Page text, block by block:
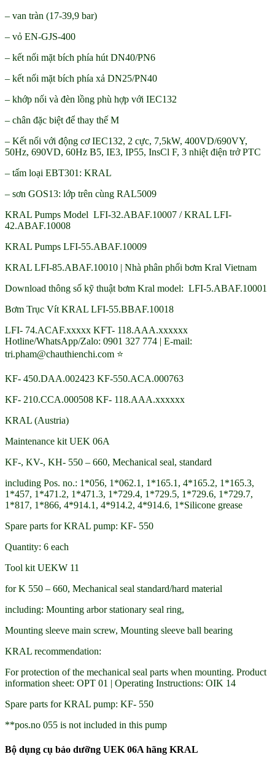
– van tràn (17-39,9 bar)
– vỏ EN-GJS-400
– kết nối mặt bích phía hút DN40/PN6
– kết nối mặt bích phía xả DN25/PN40
– khớp nối và đèn lồng phù hợp với IEC132
– chân đặc biệt để thay thế M
– Kết nối với động cơ IEC132, 2 cực, 7,5kW, 400VD/690VY,
50Hz, 690VD, 60Hz B5, IE3, IP55, InsCl F, 3 nhiệt điện trở PTC
– tấm loại EBT301: KRAL
– sơn GOS13: lớp trên cùng RAL5009
KRAL Pumps Model LFI-32.ABAF.10007 / KRAL LFI-
42.ABAF.10008
KRAL Pumps LFI-55.ABAF.10009
KRAL LFI-85.ABAF.10010 | Nhà phân phối bơm Kral Vietnam
Download thông số kỹ thuật bơm Kral model: LFI-5.ABAF.10001
Bơm Trục Vít KRAL LFI-55.BBAF.10018
LFI- 74.ACAF.xxxxx KFT- 118.AAA.xxxxxx
Hotline/WhatsApp/Zalo: 0901 327 774 | E-mail:
tri.pham@chauthienchi.com ⭐
KF- 450.DAA.002423 KF-550.ACA.000763
KF- 210.CCA.000508 KF- 118.AAA.xxxxxx
KRAL (Austria)
Maintenance kit UEK 06A
KF-, KV-, KH- 550 – 660, Mechanical seal, standard
including Pos. no.: 1*056, 1*062.1, 1*165.1, 4*165.2, 1*165.3,
1*457, 1*471.2, 1*471.3, 1*729.4, 1*729.5, 1*729.6, 1*729.7,
1*817, 1*866, 4*914.1, 4*914.2, 4*914.6, 1*Silicone grease
Spare parts for KRAL pump: KF- 550
Quantity: 6 each
Tool kit UEKW 11
for K 550 – 660, Mechanical seal standard/hard material
including: Mounting arbor stationary seal ring,
Mounting sleeve main screw, Mounting sleeve ball bearing
KRAL recommendation:
For protection of the mechanical seal parts when mounting. Product
information sheet: OPT 01 | Operating Instructions: OIK 14
Spare parts for KRAL pump: KF- 550
**pos.no 055 is not included in this pump
Bộ dụng cụ bảo dưỡng UEK 06A hãng KRAL